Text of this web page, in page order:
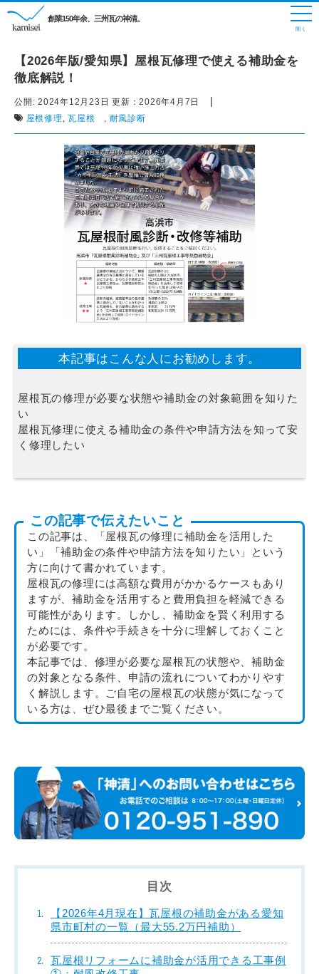
創業150年余、三州瓦の神清。
【2026年版/愛知県】屋根瓦修理で使える補助金を
徹底解説！
公開: 2024年12月23日 更新：2026年4月7日 |
屋根修理 , 瓦屋根 , 耐風診断
本記事はこんな人にお勧めします。
屋根瓦の修理が必要な状態や補助金の対象範囲を知りた
い
屋根瓦修理に使える補助金の条件や申請方法を知って安
く修理したい
この記事で伝えたいこと
この記事は、「屋根瓦の修理に補助金を活用した
い」「補助金の条件や申請方法を知りたい」という
方に向けて書かれています。
屋根瓦の修理には高額な費用がかかるケースもあり
ますが、補助金を活用すると費用負担を軽減できる
可能性があります。しかし、補助金を賢く利用する
ためには、条件や手続きを十分に理解しておくこと
が必要です。
本記事では、修理が必要な屋根瓦の状態や、補助金
の対象となる条件、申請の流れについてわかりやす
く解説します。ご自宅の屋根瓦の状態が気になって
いる方は、ぜひ最後までご覧ください。
目次
【2026年4月現在】瓦屋根の補助金がある愛知
県市町村の一覧（最大55.2万円補助）
瓦屋根リフォームに補助金が活用できる工事例